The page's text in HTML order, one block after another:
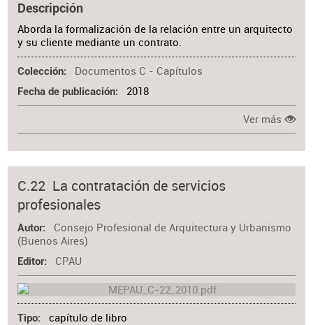
Descripción
Aborda la formalización de la relación entre un arquitecto
y su cliente mediante un contrato.
Colección Documentos C - Capítulos
Fecha de publicación 2018
Ver más
C.22 La contratación de servicios
profesionales
Autor
Consejo Profesional de Arquitectura y Urbanismo
(Buenos Aires)
Editor CPAU
Tipo capítulo de libro